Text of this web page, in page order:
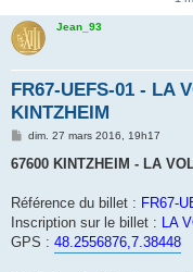
Jean_93
FR67-UEFS-01 - LA
KINTZHEIM
M
s
g
dim. 27 mars 2016, 19h17
67600 KINTZHEIM - LA
Référence du billet : FR67-
Inscription sur le billet : LA
GPS : 48.2556876,7.38448